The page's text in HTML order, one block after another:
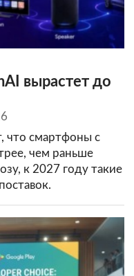
вырастет до
что смартфоны с
чем раньше
к 2027 году такие